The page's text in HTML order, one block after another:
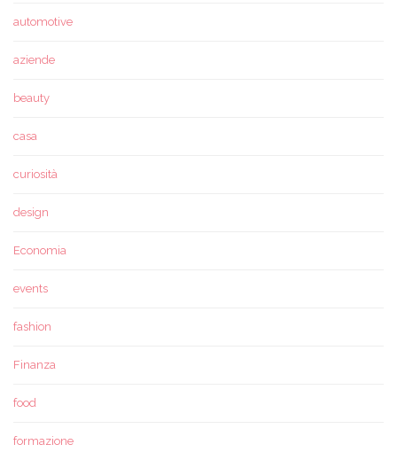
automotive
aziende
beauty
casa
curiosità
design
Economia
events
fashion
Finanza
food
formazione